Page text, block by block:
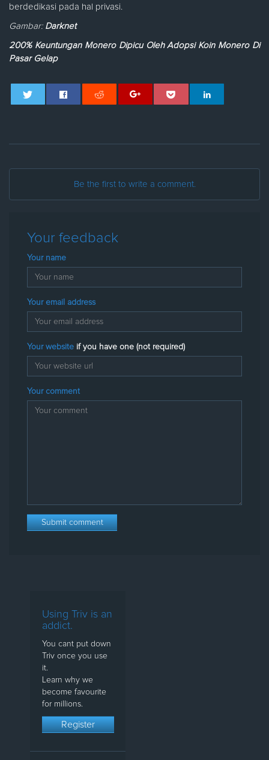
berdedikasi pada hal privasi.
Gambar: Darknet
200% Keuntungan Monero Dipicu Oleh Adopsi Koin Monero Di
Pasar Gelap
Be the first to write a comment.
Your feedback
Your name
Your email address
Your website if you have one (not required)
Your comment
Using Triv is an
addict.
You cant put down
Triv once you use
it.
Learn why we
become favourite
for millions.
Register